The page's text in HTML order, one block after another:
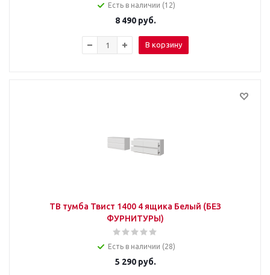
Есть в наличии (12)
8 490руб.
В корзину
ТВ тумба Твист 1400 4 ящика Белый (БЕЗ
ФУРНИТУРЫ)
Есть в наличии (28)
5 290руб.